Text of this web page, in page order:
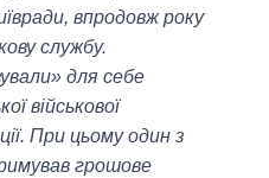
впродовж року
службу.
для себе
військової
При цьому один з
грошове